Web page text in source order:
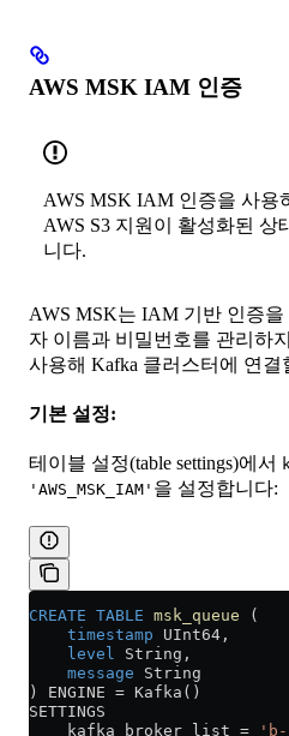
AWS MSK IAM 인증
AWS MSK IAM 인증을 사용
AWS S3 지원이 활성화된
니다.
AWS MSK는 IAM 기반 인증
자 이름과 비밀번호를 관리하
사용해 Kafka 클러스터에 연결
기본 설정:
테이블 설정(table settings)에서
'AWS_MSK_IAM' 을 설정합니다:
CREATE TABLE msk_queue (
    timestamp
UInt64,
    level
String,
    message
String
) ENGINE = Kafka()
SETTINGS
    kafka_broker_list
= 'b-